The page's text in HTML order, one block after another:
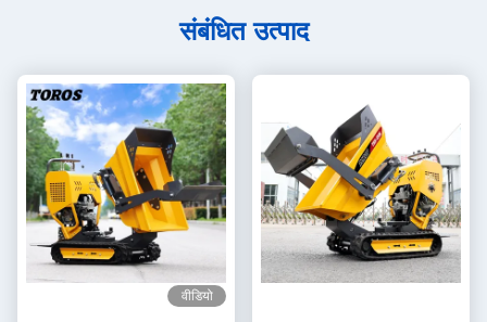
संबंधित उत्पाद
वीडियो